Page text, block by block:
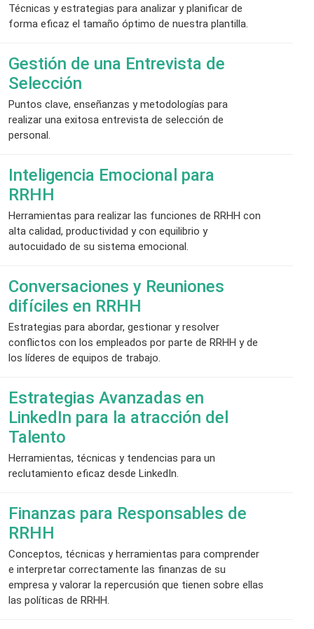
Técnicas y estrategias para analizar y planificar de
forma eficaz el tamaño óptimo de nuestra plantilla.
Gestión de una Entrevista de
Selección
Puntos clave, enseñanzas y metodologías para
realizar una exitosa entrevista de selección de
personal.
Inteligencia Emocional para
RRHH
Herramientas para realizar las funciones de RRHH con
alta calidad, productividad y con equilibrio y
autocuidado de su sistema emocional.
Conversaciones y Reuniones
difíciles en RRHH
Estrategias para abordar, gestionar y resolver
conflictos con los empleados por parte de RRHH y de
los líderes de equipos de trabajo.
Estrategias Avanzadas en
LinkedIn para la atracción del
Talento
Herramientas, técnicas y tendencias para un
reclutamiento eficaz desde LinkedIn.
Finanzas para Responsables de
RRHH
Conceptos, técnicas y herramientas para comprender
e interpretar correctamente las finanzas de su
empresa y valorar la repercusión que tienen sobre ellas
las políticas de RRHH.